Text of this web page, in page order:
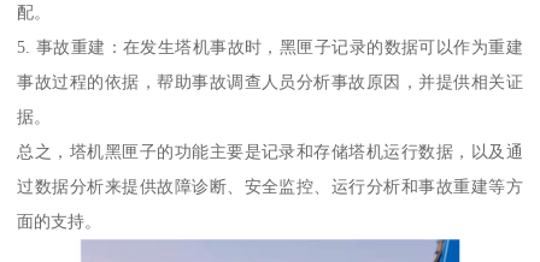
配。
5. 事故重建：在发生塔机事故时，黑匣子记录的数据可以作为重建
事故过程的依据，帮助事故调查人员分析事故原因，并提供相关证
据。
总之，塔机黑匣子的功能主要是记录和存储塔机运行数据，以及通
过数据分析来提供故障诊断、安全监控、运行分析和事故重建等方
面的支持。